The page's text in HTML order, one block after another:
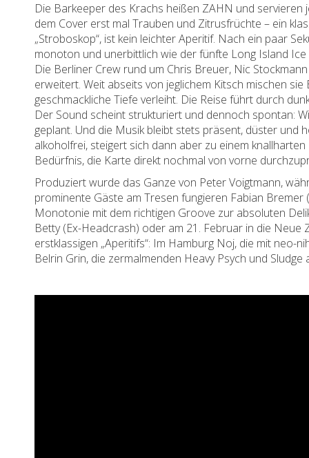
Die Barkeeper des Krachs heißen ZAHN und servieren
dem Cover erst mal Trauben und Zitrusfrüchte – ein
„Stroboskop“, ist kein leichter Aperitif. Nach ein paar
monoton und unerbittlich wie der fünfte Long Island
Die Berliner Crew rund um Chris Breuer, Nic
erweitert. Weit abseits von jeglichem Kitsch mischen
geschmackliche Tiefe verleiht. Die Reise führt durch
Der Sound scheint strukturiert und dennoch spontan:
geplant. Und die Musik bleibt stets präsent, düster und
alkoholfrei, steigert sich dann aber zu einem
Bedürfnis, die Karte direkt nochmal von vorne
Produziert wurde das Ganze von Peter Voigtmann,
prominente Gäste am Tresen fungieren Fabian
Monotonie mit dem richtigen Groove zur absoluten
Betty (Ex-Headcrash) oder am 21. Februar in die
erstklassigen „Aperitifs“: Im Hamburg Noj, die mit neo-
Belrin Grin, die zermalmenden Heavy Psych und